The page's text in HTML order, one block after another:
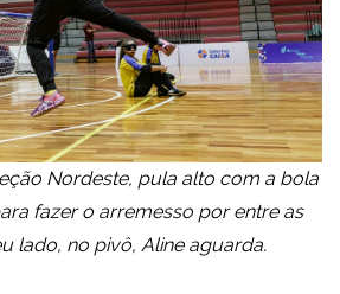
Nordeste, pula alto com a bola
fazer o arremesso por entre as
lado, no pivô, Aline aguarda.